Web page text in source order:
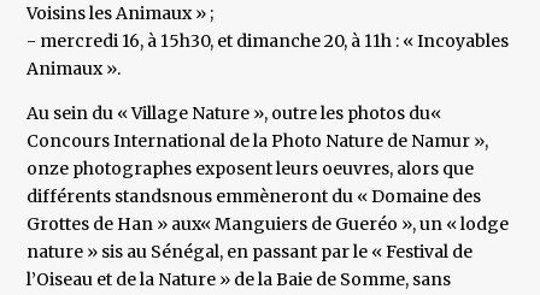
Voisins les Animaux » ;
- mercredi 16, à 15h30, et dimanche 20, à 11h : « Incoyables
Animaux ».
Au sein du « Village Nature », outre les photos du«
Concours International de la Photo Nature de Namur »,
onze photographes exposent leurs oeuvres, alors que
différents standsnous emmèneront du « Domaine des
Grottes de Han » aux« Manguiers de Gueréo », un « lodge
nature » sis au Sénégal, en passant par le « Festival de
l’Oiseau et de la Nature » de la Baie de Somme, sans